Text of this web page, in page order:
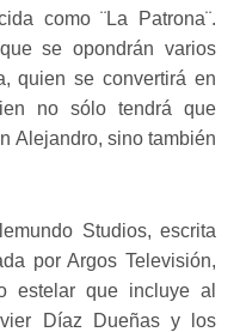
como ¨La Patrona¨.
se opondrán varios
quien se convertirá en
no sólo tendrá que
Alejandro, sino también
Studios, escrita
por Argos Televisión,
estelar que incluye al
Díaz Dueñas y los